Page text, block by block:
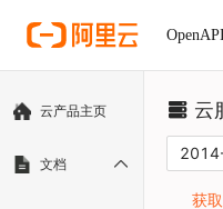
云产品主页
文档
云
获